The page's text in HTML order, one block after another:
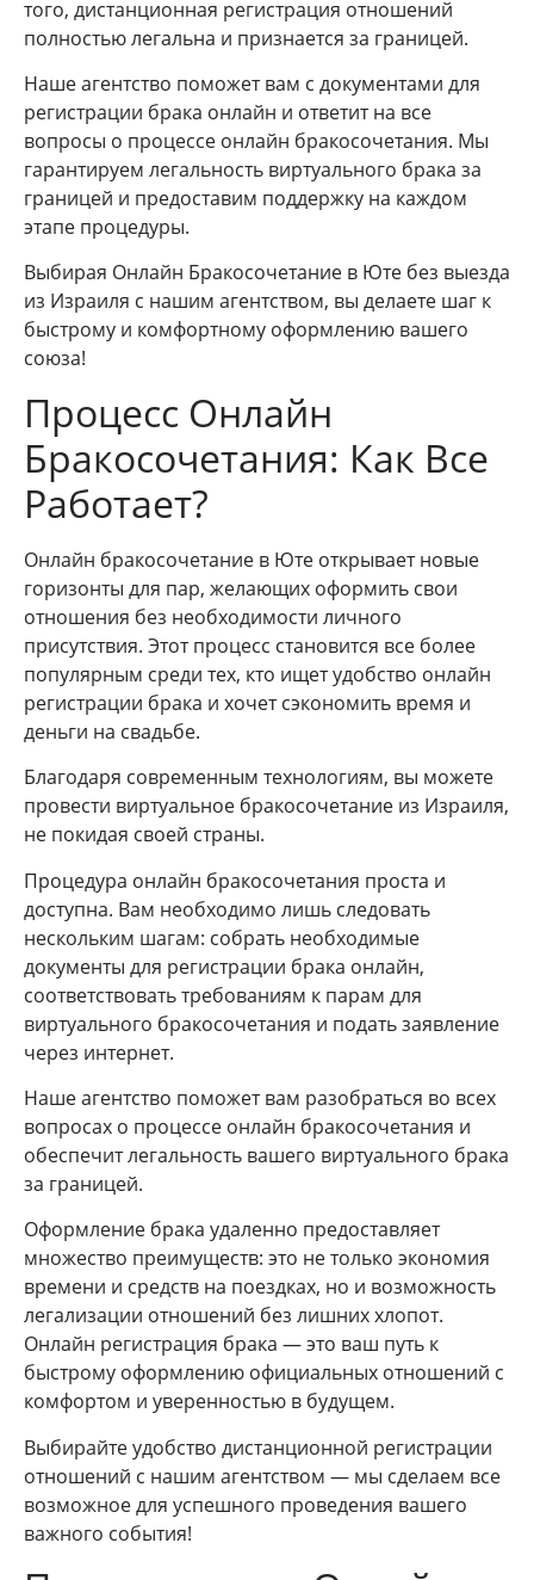
того, дистанционная регистрация отношений
полностью легальна и признается за границей.
Наше агентство поможет вам с документами для
регистрации брака онлайн и ответит на все
вопросы о процессе онлайн бракосочетания. Мы
гарантируем легальность виртуального брака за
границей и предоставим поддержку на каждом
этапе процедуры.
Выбирая Онлайн Бракосочетание в Юте без выезда
из Израиля с нашим агентством, вы делаете шаг к
быстрому и комфортному оформлению вашего
союза!
Процесс Онлайн
Бракосочетания: Как Все
Работает?
Онлайн бракосочетание в Юте открывает новые
горизонты для пар, желающих оформить свои
отношения без необходимости личного
присутствия. Этот процесс становится все более
популярным среди тех, кто ищет удобство онлайн
регистрации брака и хочет сэкономить время и
деньги на свадьбе.
Благодаря современным технологиям, вы можете
провести виртуальное бракосочетание из Израиля,
не покидая своей страны.
Процедура онлайн бракосочетания проста и
доступна. Вам необходимо лишь следовать
нескольким шагам: собрать необходимые
документы для регистрации брака онлайн,
соответствовать требованиям к парам для
виртуального бракосочетания и подать заявление
через интернет.
Наше агентство поможет вам разобраться во всех
вопросах о процессе онлайн бракосочетания и
обеспечит легальность вашего виртуального брака
за границей.
Оформление брака удаленно предоставляет
множество преимуществ: это не только экономия
времени и средств на поездках, но и возможность
легализации отношений без лишних хлопот.
Онлайн регистрация брака — это ваш путь к
быстрому оформлению официальных отношений с
комфортом и уверенностью в будущем.
Выбирайте удобство дистанционной регистрации
отношений с нашим агентством — мы сделаем все
возможное для успешного проведения вашего
важного события!